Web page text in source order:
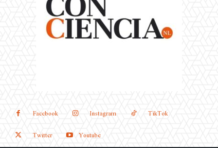
Facebook Instagram
TikTok
Twitter
Youtube